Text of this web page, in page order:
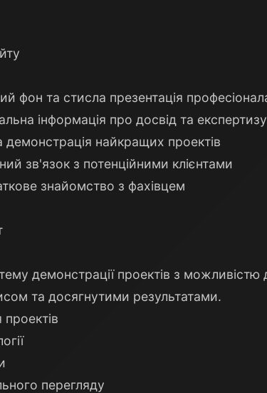
фон та стисла презентація
інформація про досвід та експертизу
демонстрація найкращих проектів
зв'язок з потенційними клієнтами
знайомство з фахівцем
демонстрації проектів з
та досягнутими результатами.
перегляду